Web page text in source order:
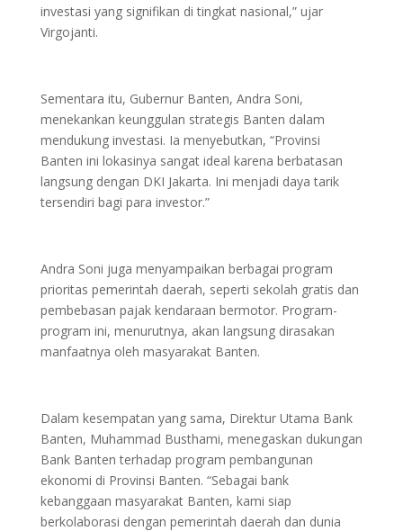
investasi yang signifikan di tingkat nasional,” ujar
Virgojanti.
Sementara itu, Gubernur Banten, Andra Soni,
menekankan keunggulan strategis Banten dalam
mendukung investasi. Ia menyebutkan, “Provinsi
Banten ini lokasinya sangat ideal karena berbatasan
langsung dengan DKI Jakarta. Ini menjadi daya tarik
tersendiri bagi para investor.”
Andra Soni juga menyampaikan berbagai program
prioritas pemerintah daerah, seperti sekolah gratis dan
pembebasan pajak kendaraan bermotor. Program-
program ini, menurutnya, akan langsung dirasakan
manfaatnya oleh masyarakat Banten.
Dalam kesempatan yang sama, Direktur Utama Bank
Banten, Muhammad Busthami, menegaskan dukungan
Bank Banten terhadap program pembangunan
ekonomi di Provinsi Banten. “Sebagai bank
kebanggaan masyarakat Banten, kami siap
berkolaborasi dengan pemerintah daerah dan dunia